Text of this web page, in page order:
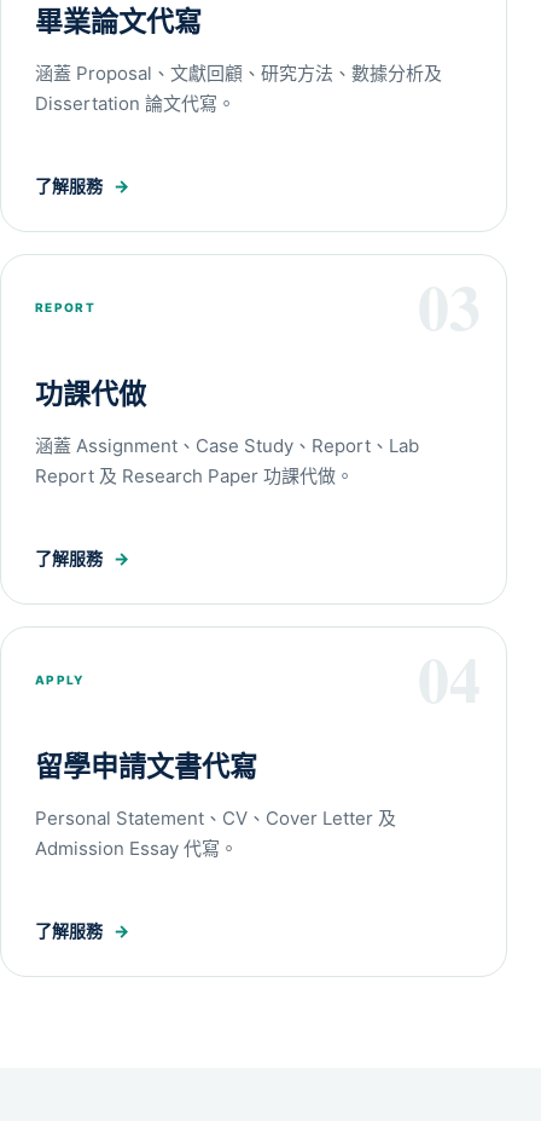
畢業論文代寫
涵蓋 Proposal、文獻回顧、研究方法、數據分析及
Dissertation 論文代寫。
了解服務 →
REPORT
功課代做
涵蓋 Assignment、Case Study、Report、Lab
Report 及 Research Paper 功課代做。
了解服務 →
APPLY
留學申請文書代寫
Personal Statement、CV、Cover Letter 及
Admission Essay 代寫。
了解服務 →